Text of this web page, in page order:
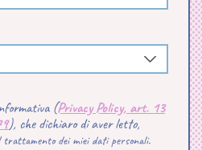
(Privacy Policy, art. 13
), che dichiaro di aver letto,
dei miei dati personali.